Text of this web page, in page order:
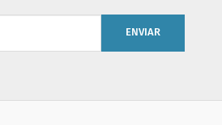
ENVIAR